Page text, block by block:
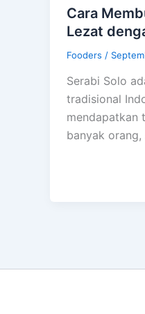
Cara
Lezat
Fooders /
Serabi Solo
tradisional
mendapatkan
banyak